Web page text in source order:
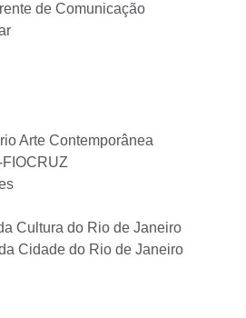
de Comunicação
Arte Contemporânea
Cultura do Rio de Janeiro
Cidade do Rio de Janeiro